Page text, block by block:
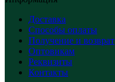
Доставка
Способы оплаты
Получение и возврат
Оптовикам
Реквизиты
Контакты